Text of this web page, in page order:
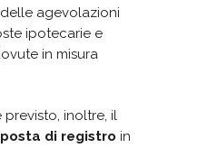
agevolazioni
ipotecarie e
in misura
previsto, inoltre, il
di registro in